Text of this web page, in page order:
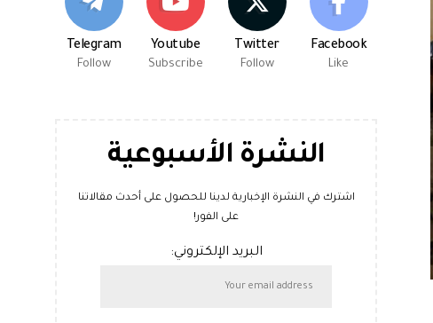
Facebook
Like
Twitter
Follow
Youtube
Subscribe
Telegram
Follow
النشرة الأسبوعية
اشترك في النشرة الإخبارية لدينا للحصول على أحدث مقالاتنا
على الفور!
البريد الإلكتروني: